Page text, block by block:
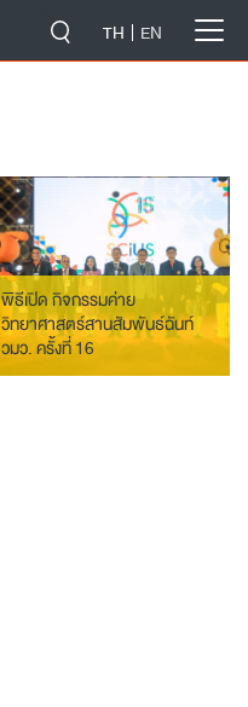
TH EN
พิธีเปิด กิจกรรมค่าย
วิทยาศาสตร์สานสัมพันธ์ฉันท์
วมว. ครั้งที่ 16